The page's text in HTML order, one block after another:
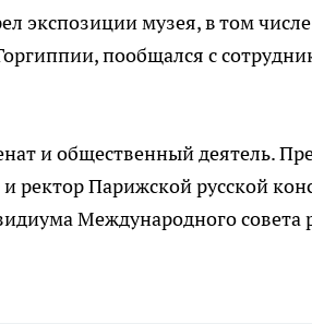
экспозиции музея, в том
пообщался с
и общественный деятель.
ректор Парижской русской
Международного совета